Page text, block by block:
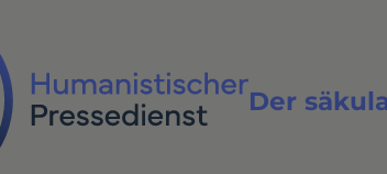
Der